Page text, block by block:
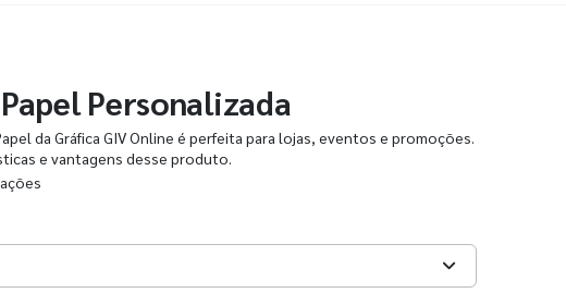
Personalizada
da Gráfica GIV Online é perfeita para lojas, eventos e promoções.
e vantagens desse produto.